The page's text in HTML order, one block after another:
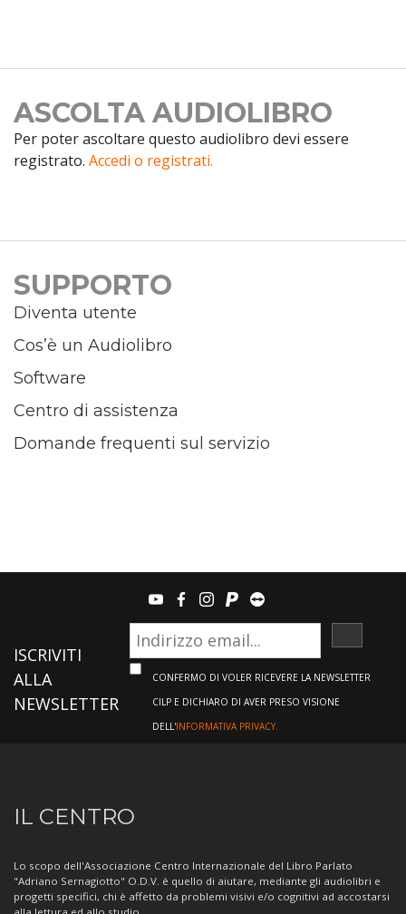
ASCOLTA AUDIOLIBRO
Per poter ascoltare questo audiolibro devi essere
registrato. Accedi o registrati.
SUPPORTO
Diventa utente
Cos’è un Audiolibro
Software
Centro di assistenza
Domande frequenti sul servizio
youtubefacebook
instagram
paypalteamviewer
ISCRIVITI
ALLA
NEWSLETTER
CONFERMO DI VOLER RICEVERE LA NEWSLETTER
CILP E DICHIARO DI AVER PRESO VISIONE
DELL'INFORMATIVA PRIVACY.
Informazioni
sul
Centro
IL CENTRO
Lo scopo dell'Associazione Centro Internazionale del Libro Parlato
"Adriano Sernagiotto" O.D.V. è quello di aiutare, mediante gli audiolibri e
progetti specifici, chi è affetto da problemi visivi e/o cognitivi ad accostarsi